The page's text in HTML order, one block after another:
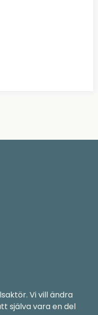
Vi vill ändra
själva vara en del